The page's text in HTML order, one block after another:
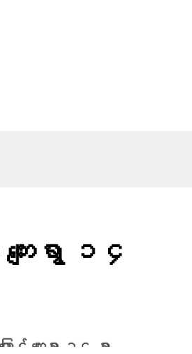
ေးရွာ ၁၄
ကျေးရွာ ၁၄ ရွာ